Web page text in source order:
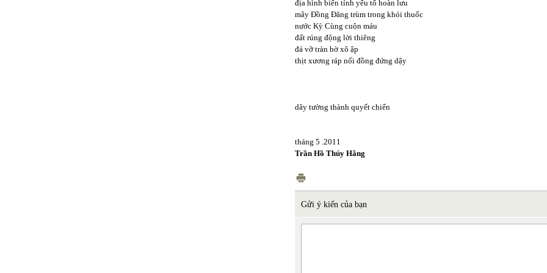
địa hình biến tính yếu tố hoàn lưu
mây Đồng Đăng trùm trong khói thuốc
nước Kỳ Cùng cuộn máu
đất rúng động lời thiêng
đá vỡ tràn bờ xô ập
thịt xương ráp nối đồng đứng dậy
dãy tường thành quyết chiến
tháng 5 .2011
Trần Hồ Thúy Hằng
Gửi ý kiến của bạn